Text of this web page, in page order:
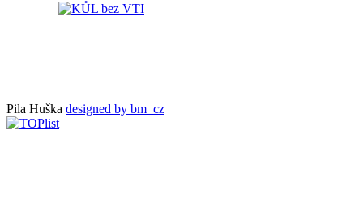
Pila Huška designed by bm_cz